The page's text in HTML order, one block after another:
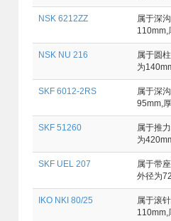
NSK 6212ZZ
属于深
110mm,
NSK NU 216
属于圆
为
SKF 6012-2RS
属于深
95mm,
SKF 51260
属于推
为
SKF UEL 207
属于带
外径为
IKO NKI 80/25
属于滚
110mm,